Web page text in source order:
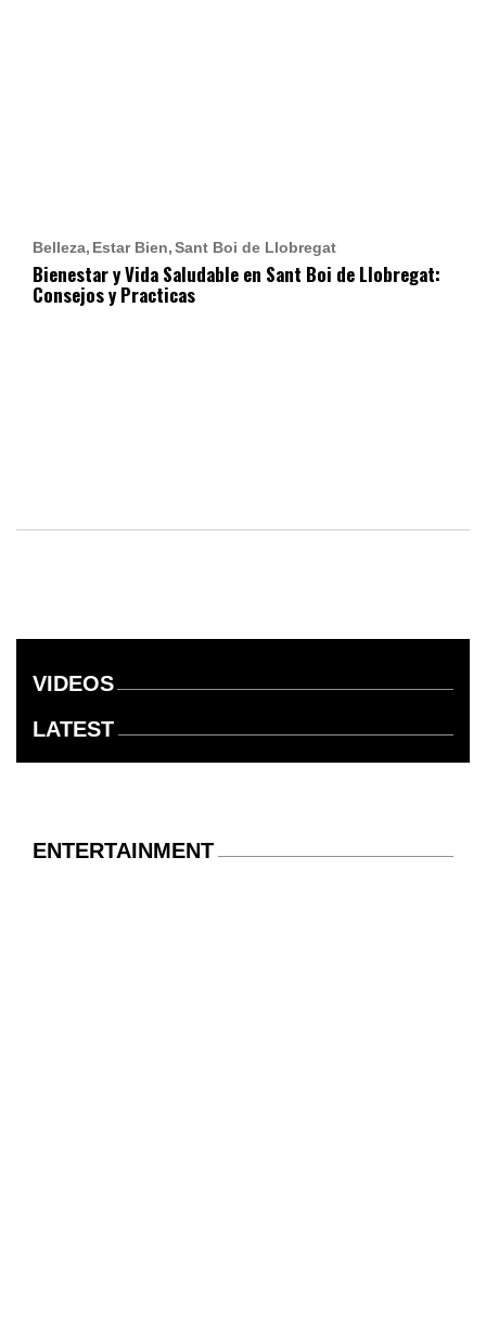
Belleza Estar Bien Sant Boi de Llobregat
Bienestar y Vida Saludable en Sant Boi de Llobregat:
Consejos y Practicas
VIDEOS
LATEST
ENTERTAINMENT